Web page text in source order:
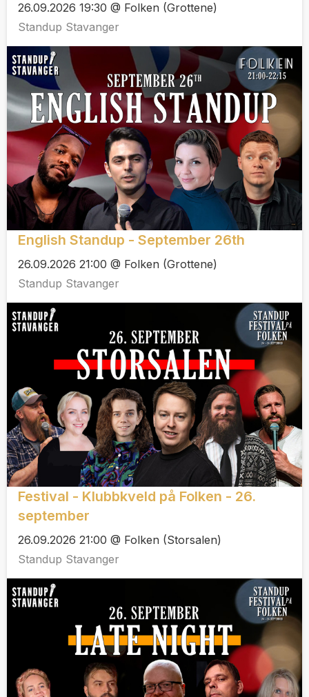
26.09.2026 19:30 @ Folken (Grottene)
Standup Stavanger
English Standup - September 26th
26.09.2026 21:00 @ Folken (Grottene)
Standup Stavanger
Festival - Klubbkveld på Folken - 26.
september
26.09.2026 21:00 @ Folken (Storsalen)
Standup Stavanger